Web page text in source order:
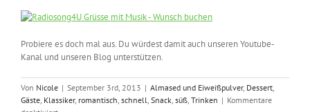
Probiere es doch mal aus. Du würdest damit auch unseren Youtube-
Kanal und unseren Blog unterstützen.
Von Nicole | September 3rd, 2013 | Almased und Eiweißpulver, Dessert,
Gäste, Klassiker, romantisch, schnell, Snack, süß, Trinken | Kommentare